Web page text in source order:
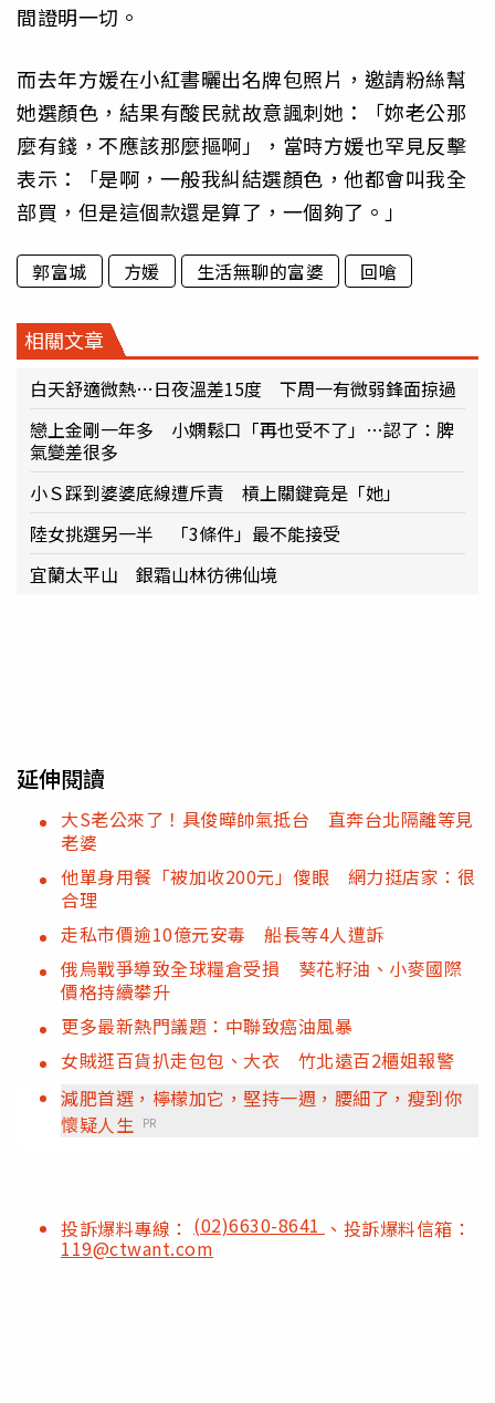
間證明一切。
而去年方媛在小紅書曬出名牌包照片，邀請粉絲幫
她選顏色，結果有酸民就故意諷刺她：「妳老公那
麼有錢，不應該那麼摳啊」，當時方媛也罕見反擊
表示：「是啊，一般我糾結選顏色，他都會叫我全
部買，但是這個款還是算了，一個夠了。」
郭富城 方媛 生活無聊的富婆 回嗆
相關文章
白天舒適微熱…日夜溫差15度 下周一有微弱鋒面掠過
戀上金剛一年多 小嫻鬆口「再也受不了」…認了：脾
氣變差很多
小Ｓ踩到婆婆底線遭斥責 槓上關鍵竟是「她」
陸女挑選另一半 「3條件」最不能接受
宜蘭太平山 銀霜山林彷彿仙境
延伸閱讀
大S老公來了！具俊曄帥氣抵台 直奔台北隔離等見
老婆
他單身用餐「被加收200元」傻眼 網力挺店家：很
合理
走私市價逾10億元安毒 船長等4人遭訴
俄烏戰爭導致全球糧倉受損 葵花籽油、小麥國際
價格持續攀升
更多最新熱門議題：中聯致癌油風暴
女賊逛百貨扒走包包、大衣 竹北遠百2櫃姐報警
減肥首選，檸檬加它，堅持一週，腰細了，瘦到你
懷疑人生
PR
投訴爆料專線： (02)6630-8641 、投訴爆料信箱：
119@ctwant.com